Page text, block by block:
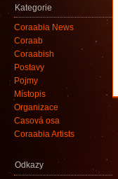
Kategorie
Coraabia News
Coraab
Coraabish
Postavy
Pojmy
Místopis
Organizace
Časová osa
Coraabia Artists
Odkazy